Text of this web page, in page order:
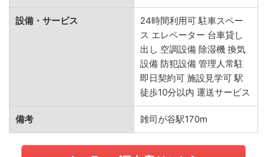
設備・サービス
24時間利用可 駐車スペー
ス エレベーター 台車貸し
出し 空調設備 除湿機 換気
設備 防犯設備 管理人常駐
即日契約可 施設見学可 駅
徒歩10分以内 運送サービス
備考 雑司が谷駅170m